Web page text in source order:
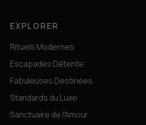
EXPLORER
Rituels Modernes
Escapades Détente
Fabuleuses Destinées
Standards du Luxe
Sanctuaire de l'Amour